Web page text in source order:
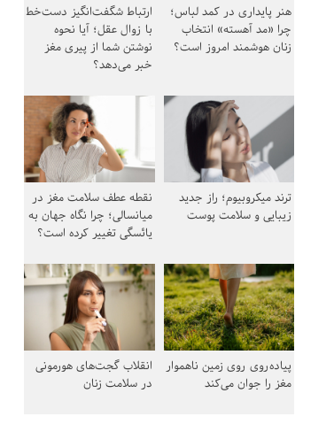
هنر پایداری در کمد لباس؛
چرا «مد آهسته» انتخاب
زنان هوشمند امروز است؟
ارتباط شگفت‌انگیز دست‌خط
با زوال عقل؛ آیا نحوه
نوشتن شما از پیری مغز
خبر می‌دهد؟
ترند میکروبیوم؛ راز جدید
زیبایی و سلامت پوست
نقطه عطف سلامت مغز در
میانسالی؛ چرا نگاه جهان به
یائسگی تغییر کرده است؟
پیاده‌روی روی زمین ناهموار
مغز را جوان می‌کند
انقلاب گجت‌های هورمونی
در سلامت زنان